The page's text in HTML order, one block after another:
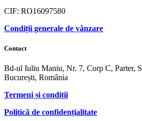
CIF: RO16097580
Condiții generale de vânzare
Contact
Bd-ul Iuliu Maniu, Nr. 7, Corp C, Parter,
București, România
Termeni și condiții
Politică de confidențialitate